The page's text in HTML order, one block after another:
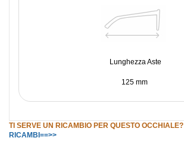
Lunghezza Aste
125 mm
TI SERVE UN RICAMBIO PER QUESTO OCCHIALE?
RICAMBI==>>